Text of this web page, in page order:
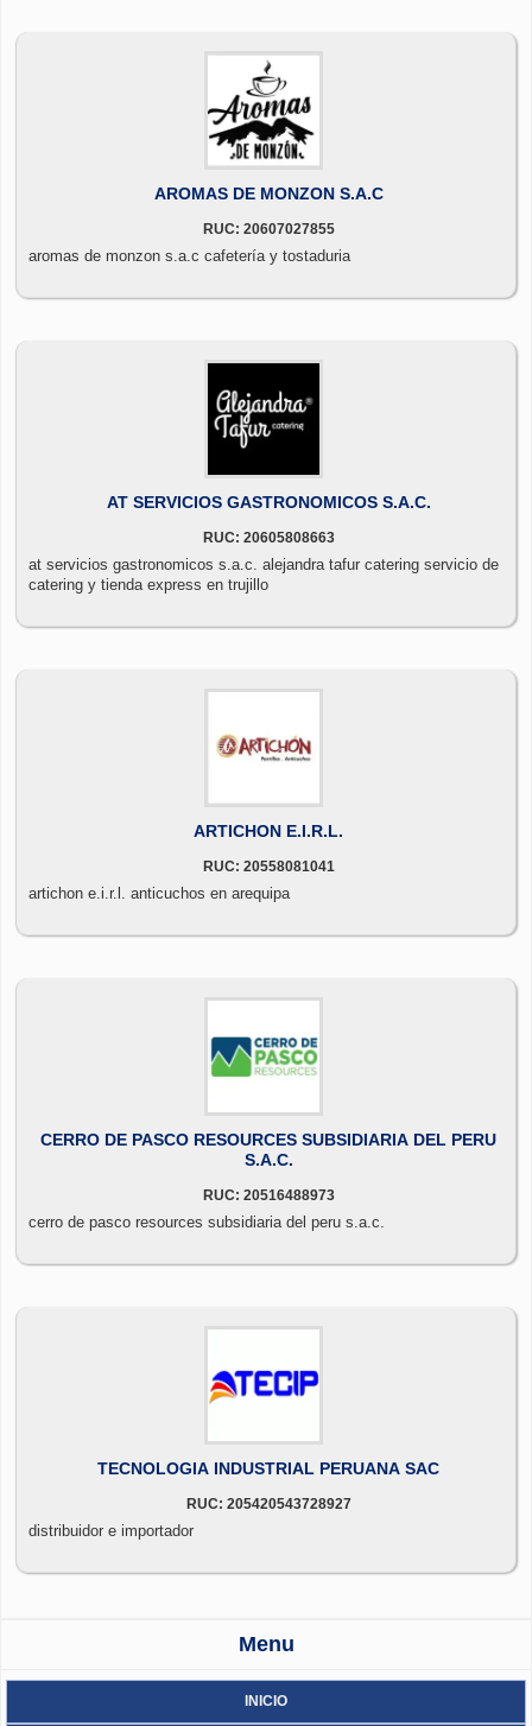
AROMAS DE MONZON S.A.C
RUC: 20607027855
aromas de monzon s.a.c cafetería y tostaduria
AT SERVICIOS GASTRONOMICOS S.A.C.
RUC: 20605808663
at servicios gastronomicos s.a.c. alejandra tafur catering servicio de
catering y tienda express en trujillo
ARTICHON E.I.R.L.
RUC: 20558081041
artichon e.i.r.l. anticuchos en arequipa
CERRO DE PASCO RESOURCES SUBSIDIARIA DEL PERU
S.A.C.
RUC: 20516488973
cerro de pasco resources subsidiaria del peru s.a.c.
TECNOLOGIA INDUSTRIAL PERUANA SAC
RUC: 205420543728927
distribuidor e importador
Menu
INICIO